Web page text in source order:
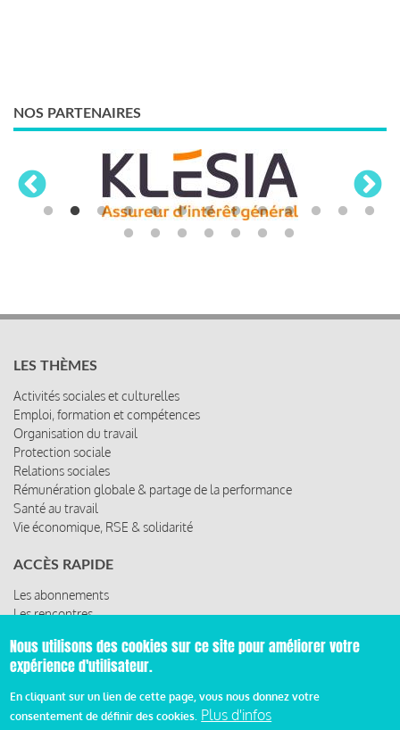
NOS PARTENAIRES
LES THÈMES
Activités sociales et culturelles
Emploi, formation et compétences
Organisation du travail
Protection sociale
Relations sociales
Rémunération globale & partage de la performance
Santé au travail
Vie économique, RSE & solidarité
ACCÈS RAPIDE
Les abonnements
Les rencontres
© 2019 Miroir Social - Réalisé parCafffeine
Nous utilisons des cookies sur ce site pour améliorer votre
expérience d'utilisateur.
En cliquant sur un lien de cette page, vous nous donnez votre
consentement de définir des cookies. Plus d'infos